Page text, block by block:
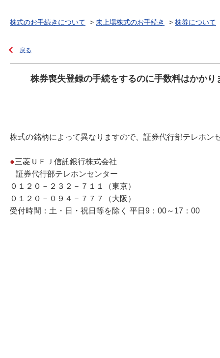
株式のお手続きについて > 未上場株式のお手続き > 株券について
戻る
株券喪失登録の手続をするのに手数料はかかり
株式の銘柄によって異なりますので、証券代行部テレホン
●三菱ＵＦＪ信託銀行株式会社
証券代行部テレホンセンター
０１２０－２３２－７１１（東京）
０１２０－０９４－７７７（大阪）
受付時間：土・日・祝日等を除く 平日9：00～17：00